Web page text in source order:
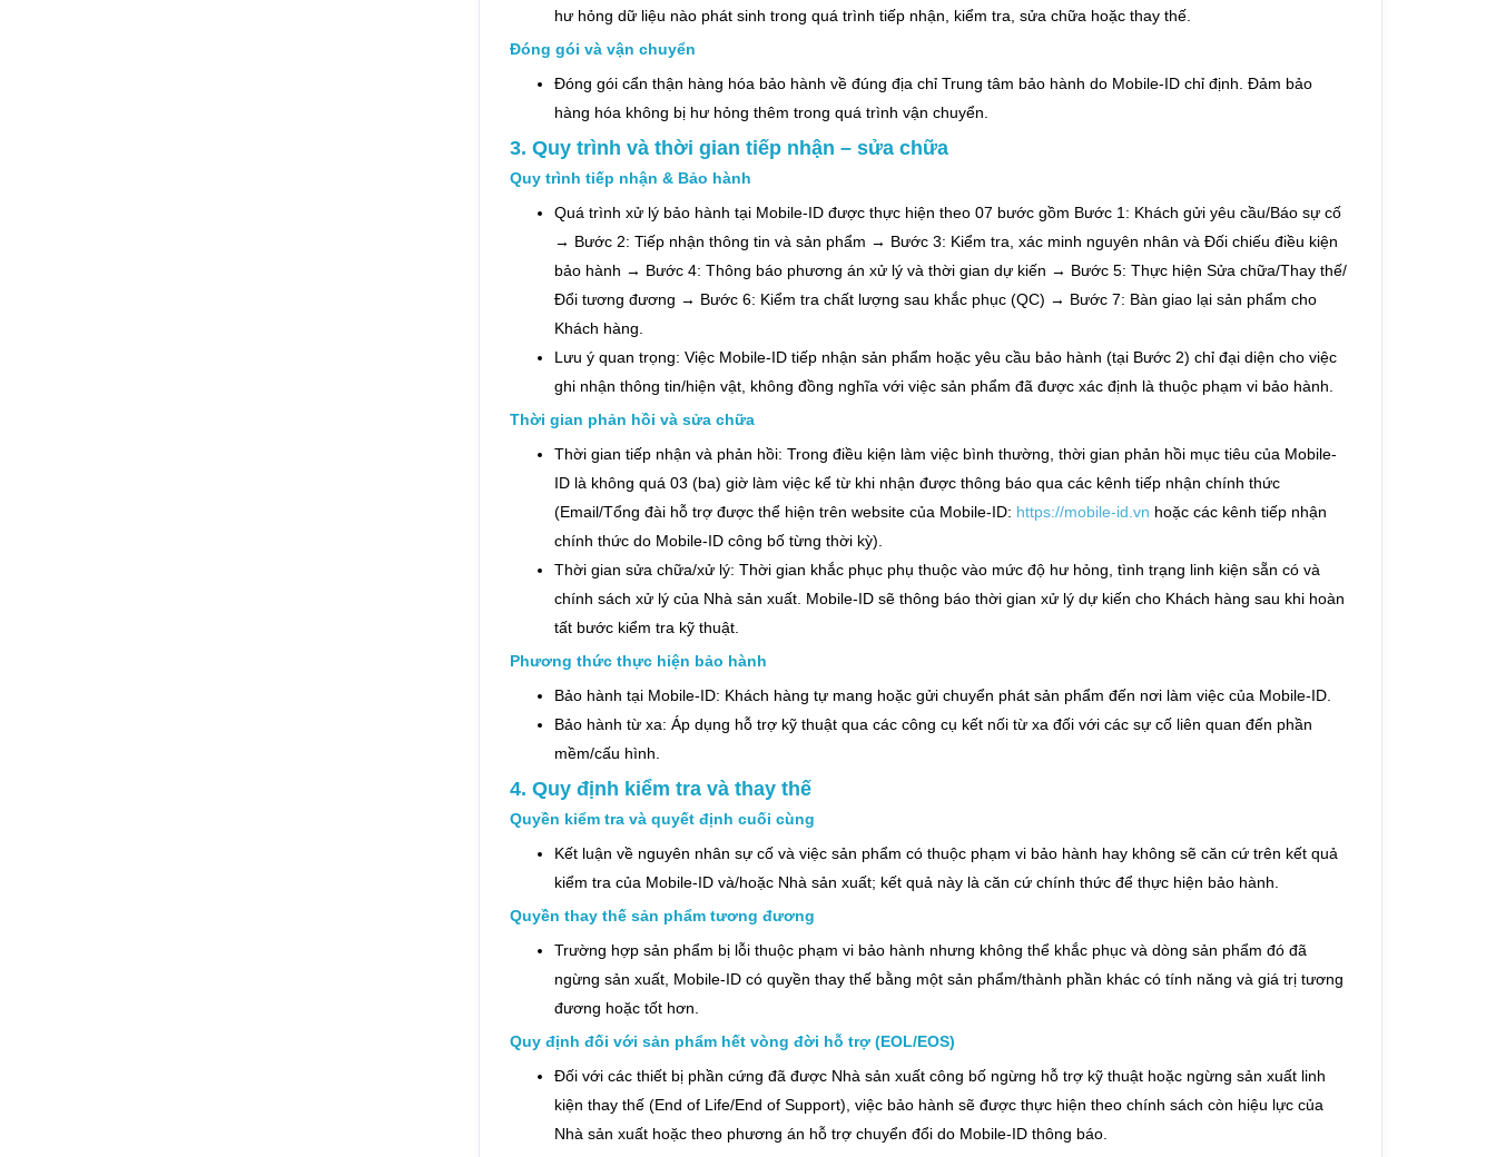
hư hỏng dữ liệu nào phát sinh trong quá trình tiếp nhận, kiểm tra, sửa chữa hoặc thay thế.
Đóng gói và vận chuyển
Đóng gói cẩn thận hàng hóa bảo hành về đúng địa chỉ Trung tâm bảo hành do Mobile-ID chỉ định. Đảm bảo
hàng hóa không bị hư hỏng thêm trong quá trình vận chuyển.
3. Quy trình và thời gian tiếp nhận – sửa chữa
Quy trình tiếp nhận & Bảo hành
Quá trình xử lý bảo hành tại Mobile-ID được thực hiện theo 07 bước gồm Bước 1: Khách gửi yêu cầu/Báo sự cố
→ Bước 2: Tiếp nhận thông tin và sản phẩm → Bước 3: Kiểm tra, xác minh nguyên nhân và Đối chiếu điều kiện
bảo hành → Bước 4: Thông báo phương án xử lý và thời gian dự kiến → Bước 5: Thực hiện Sửa chữa/Thay thế/
Đổi tương đương → Bước 6: Kiểm tra chất lượng sau khắc phục (QC) → Bước 7: Bàn giao lại sản phẩm cho
Khách hàng.
Lưu ý quan trọng: Việc Mobile-ID tiếp nhận sản phẩm hoặc yêu cầu bảo hành (tại Bước 2) chỉ đại diện cho việc
ghi nhận thông tin/hiện vật, không đồng nghĩa với việc sản phẩm đã được xác định là thuộc phạm vi bảo hành.
Thời gian phản hồi và sửa chữa
Thời gian tiếp nhận và phản hồi: Trong điều kiện làm việc bình thường, thời gian phản hồi mục tiêu của Mobile-
ID là không quá 03 (ba) giờ làm việc kể từ khi nhận được thông báo qua các kênh tiếp nhận chính thức
(Email/Tổng đài hỗ trợ được thể hiện trên website của Mobile-ID: https://mobile-id.vn hoặc các kênh tiếp nhận
chính thức do Mobile-ID công bố từng thời kỳ).
Thời gian sửa chữa/xử lý: Thời gian khắc phục phụ thuộc vào mức độ hư hỏng, tình trạng linh kiện sẵn có và
chính sách xử lý của Nhà sản xuất. Mobile-ID sẽ thông báo thời gian xử lý dự kiến cho Khách hàng sau khi hoàn
tất bước kiểm tra kỹ thuật.
Phương thức thực hiện bảo hành
Bảo hành tại Mobile-ID: Khách hàng tự mang hoặc gửi chuyển phát sản phẩm đến nơi làm việc của Mobile-ID.
Bảo hành từ xa: Áp dụng hỗ trợ kỹ thuật qua các công cụ kết nối từ xa đối với các sự cố liên quan đến phần
mềm/cấu hình.
4. Quy định kiểm tra và thay thế
Quyền kiểm tra và quyết định cuối cùng
Kết luận về nguyên nhân sự cố và việc sản phẩm có thuộc phạm vi bảo hành hay không sẽ căn cứ trên kết quả
kiểm tra của Mobile-ID và/hoặc Nhà sản xuất; kết quả này là căn cứ chính thức để thực hiện bảo hành.
Quyền thay thế sản phẩm tương đương
Trường hợp sản phẩm bị lỗi thuộc phạm vi bảo hành nhưng không thể khắc phục và dòng sản phẩm đó đã
ngừng sản xuất, Mobile-ID có quyền thay thế bằng một sản phẩm/thành phần khác có tính năng và giá trị tương
đương hoặc tốt hơn.
Quy định đối với sản phẩm hết vòng đời hỗ trợ (EOL/EOS)
Đối với các thiết bị phần cứng đã được Nhà sản xuất công bố ngừng hỗ trợ kỹ thuật hoặc ngừng sản xuất linh
kiện thay thế (End of Life/End of Support), việc bảo hành sẽ được thực hiện theo chính sách còn hiệu lực của
Nhà sản xuất hoặc theo phương án hỗ trợ chuyển đổi do Mobile-ID thông báo.